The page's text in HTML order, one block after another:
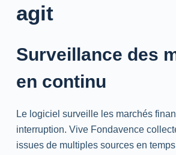
agit
Surveillance des
en continu
Le logiciel surveille les marchés
interruption. Vive Fondavence
issues de multiples sources en